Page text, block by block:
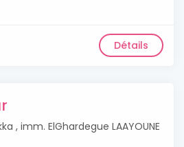
Détails
, imm. ElGhardegue LAAYOUNE